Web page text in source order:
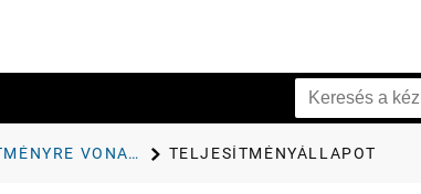
TELJESÍTMÉNYRE VONATKOZÓ MÉRŐSZÁMOK TELJESÍTMÉNYÁLLAPOT